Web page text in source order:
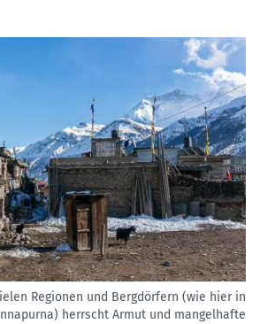
Regionen und Bergdörfern (wie hier in
herrscht Armut und mangelhafte